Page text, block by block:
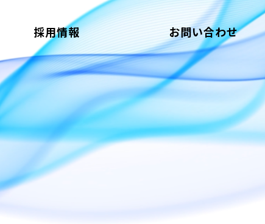
採用情報 お問い合わせ